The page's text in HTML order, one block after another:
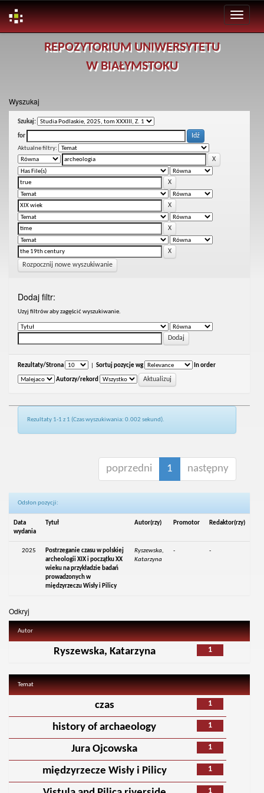
REPOZYTORIUM UNIWERSYTETU
W BIAŁYMSTOKU
Wyszukaj
Szukaj:
for
Aktualne filtry:
Rozpocznij nowe wyszukiwanie
Dodaj filtr:
Uzyj filtrów aby zagęścić wyszukiwanie.
Rezultaty/Strona Sortuj pozycje wg In order
Autorzy/rekord
Rezultaty 1-1 z 1 (Czas wyszukiwania: 0.002 sekund).
poprzedni 1 następny
Odsłon pozycji:
Data
wydania
Tytuł Autor(rzy) Promotor Redaktor(rzy)
2025
Postrzeganie czasu w polskiej
archeologii XIX i początku XX
wieku na przykładzie badań
prowadzonych w
międzyrzeczu Wisły i Pilicy
Ryszewska,
Katarzyna
- -
Odkryj
Autor
1
Ryszewska, Katarzyna
Temat
1
czas
1
history of archaeology
1
Jura Ojcowska
1
międzyrzecze Wisły i Pilicy
1